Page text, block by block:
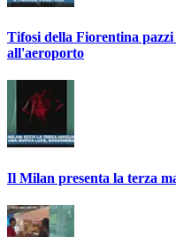
Tifosi della Fiorentina
all'aeroporto
Il Milan presenta la terza